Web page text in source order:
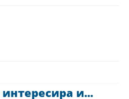
и...